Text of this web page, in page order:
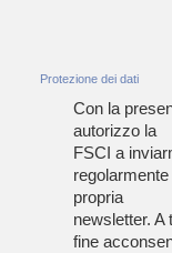
Protezione dei dati
Con la
autorizzo la
FSCI a
regolarmente
propria
newsletter. A
fine